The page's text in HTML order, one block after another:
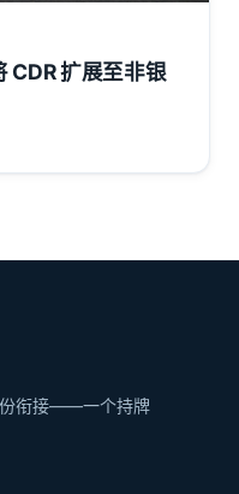
CDR 扩展至非银
份衔接——一个持牌